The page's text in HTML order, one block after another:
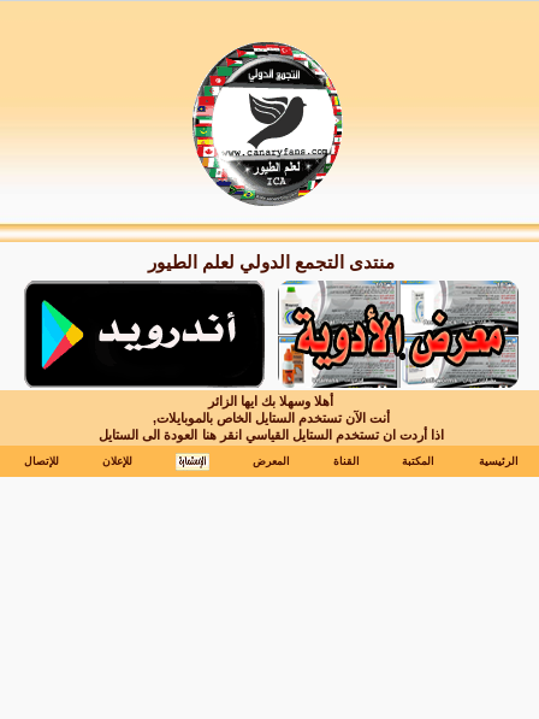
منتدى التجمع الدولي لعلم الطيور
أهلا وسهلا بك ايها الزائر
أنت الآن تستخدم الستايل الخاص بالموبايلات,
اذا أردت ان تستخدم الستايل القياسي انقر هناالعودة الى الستايل
الرئيسية المكتبة القناة المعرض للإعلان للإتصال